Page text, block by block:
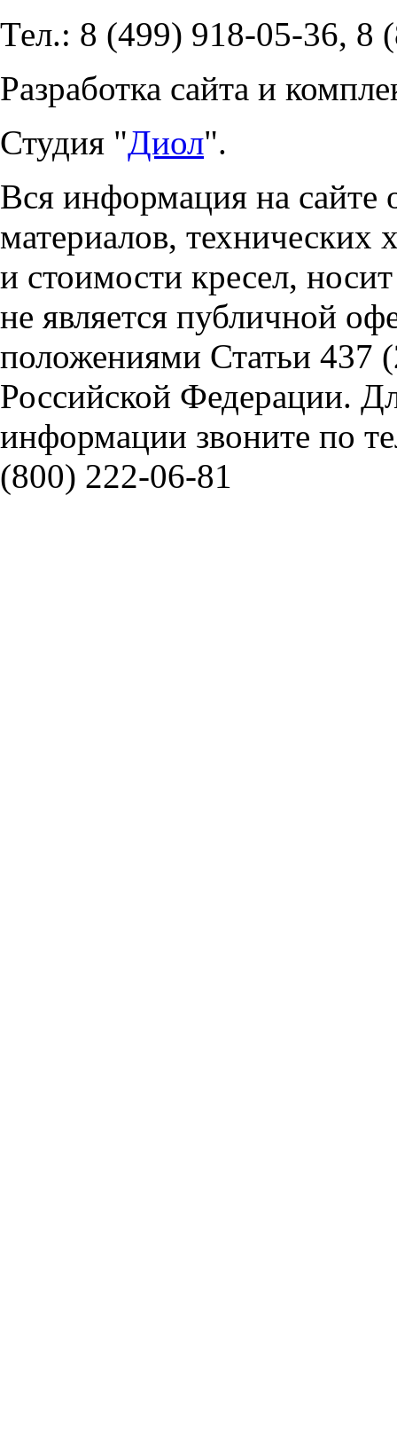
Тел.: 8 (499) 918-05-36, 8
Разработка сайта и
Студия "Диол".
Вся информация на сайте
материалов, технических
и стоимости кресел,
не является публичной
положениями Статьи 437
Российской Федерации.
информации звоните по
(800) 222-06-81